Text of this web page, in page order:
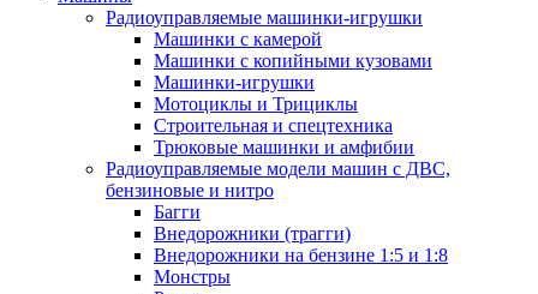
Радиоуправляемые машинки-игрушки
Машинки с камерой
Машинки с копийными кузовами
Машинки-игрушки
Мотоциклы и Трициклы
Строительная и спецтехника
Трюковые машинки и амфибии
Радиоуправляемые модели машин с ДВС,
бензиновые и нитро
Багги
Внедорожники (трагги)
Внедорожники на бензине 1:5 и 1:8
Монстры